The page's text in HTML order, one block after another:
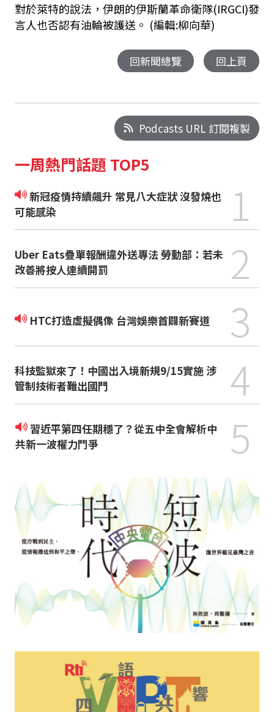
對於萊特的說法，伊朗的伊斯蘭革命衛隊(IRGCI)發
言人也否認有油輪被護送。 (編輯:柳向華)
回新聞總覽 回上頁
Podcasts URL 訂閱複製
一周熱門話題 TOP5
新冠疫情持續飆升 常見八大症狀 沒發燒也
可能感染
1
Uber Eats疊單報酬違外送專法 勞動部：若未
改善將按人連續開罰
2
HTC打造虛擬偶像 台灣娛樂首闢新賽道 3
科技監獄來了！中國出入境新規9/15實施 涉
管制技術者難出國門
4
習近平第四任期穩了？從五中全會解析中
共新一波權力鬥爭
5